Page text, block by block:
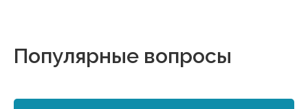
Популярные вопросы